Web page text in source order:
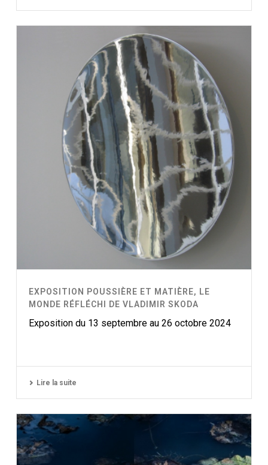
EXPOSITION POUSSIÈRE ET MATIÈRE, LE
MONDE RÉFLÉCHI DE VLADIMIR SKODA
Exposition du 13 septembre au 26 octobre 2024
Lire la suite